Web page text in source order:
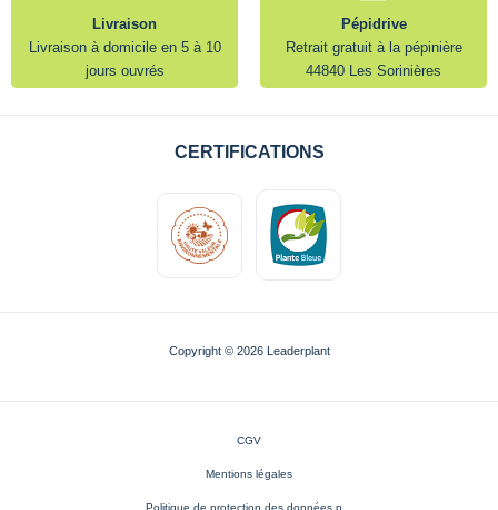
Livraison
Livraison à domicile en 5 à 10
jours ouvrés
Pépidrive
Retrait gratuit à la pépinière
44840 Les Sorinières
CERTIFICATIONS
Copyright © 2026 Leaderplant
CGV
Mentions légales
Politique de protection des données p...